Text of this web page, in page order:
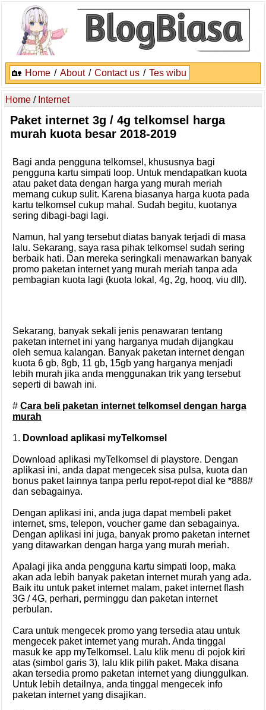
🏡 Home / About / Contact us / Tes wibu
Home / Internet
Paket internet 3g / 4g telkomsel harga
murah kuota besar 2018-2019
Bagi anda pengguna telkomsel, khususnya bagi
pengguna kartu simpati loop. Untuk mendapatkan kuota
atau paket data dengan harga yang murah meriah
memang cukup sulit. Karena biasanya harga kuota pada
kartu telkomsel cukup mahal. Sudah begitu, kuotanya
sering dibagi-bagi lagi.
Namun, hal yang tersebut diatas banyak terjadi di masa
lalu. Sekarang, saya rasa pihak telkomsel sudah sering
berbaik hati. Dan mereka seringkali menawarkan banyak
promo paketan internet yang murah meriah tanpa ada
pembagian kuota lagi (kuota lokal, 4g, 2g, hooq, viu dll).
Sekarang, banyak sekali jenis penawaran tentang
paketan internet ini yang harganya mudah dijangkau
oleh semua kalangan. Banyak paketan internet dengan
kuota 6 gb, 8gb, 11 gb, 15gb yang harganya menjadi
lebih murah jika anda menggunakan trik yang tersebut
seperti di bawah ini.
# Cara beli paketan internet telkomsel dengan harga
murah
1. Download aplikasi myTelkomsel
Download aplikasi myTelkomsel di playstore. Dengan
aplikasi ini, anda dapat mengecek sisa pulsa, kuota dan
bonus paket lainnya tanpa perlu repot-repot dial ke *888#
dan sebagainya.
Dengan aplikasi ini, anda juga dapat membeli paket
internet, sms, telepon, voucher game dan sebagainya.
Dengan aplikasi ini juga, banyak promo paketan internet
yang ditawarkan dengan harga yang murah meriah.
Apalagi jika anda pengguna kartu simpati loop, maka
akan ada lebih banyak paketan internet murah yang ada.
Baik itu untuk paket internet malam, paket internet flash
3G / 4G, perhari, perminggu dan paketan internet
perbulan.
Cara untuk mengecek promo yang tersedia atau untuk
mengecek paket internet yang murah. Anda tinggal
masuk ke app myTelkomsel. Lalu klik menu di pojok kiri
atas (simbol garis 3), lalu klik pilih paket. Maka disana
akan tersedia promo paketan internet yang diunggulkan.
Untuk lebih detailnya, anda tinggal mengecek info
paketan internet yang disajikan.